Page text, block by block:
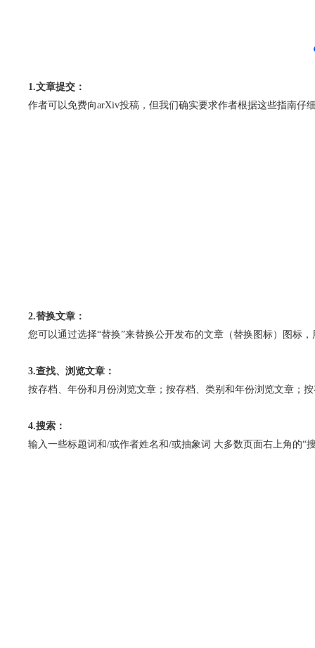
1.文章提交：
作者可以免费向arXiv投稿，但我们确实要求作者根据这些指南仔
2.替换文章：
您可以通过选择“替换”来替换公开发布的文章（替换图标）图标
3.查找、浏览文章：
按存档、年份和月份浏览文章；按存档、类别和年份浏览文章；
4.搜索：
输入一些标题词和/或作者姓名和/或抽象词 大多数页面右上角的“